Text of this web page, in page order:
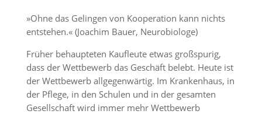
»Ohne das Gelingen von Kooperation kann nichts
entstehen.« (Joachim Bauer, Neurobiologe)
Früher behaupteten Kaufleute etwas großspurig,
dass der Wettbewerb das Geschäft belebt. Heute ist
der Wettbewerb allgegenwärtig. Im Krankenhaus, in
der Pflege, in den Schulen und in der gesamten
Gesellschaft wird immer mehr Wettbewerb